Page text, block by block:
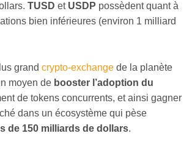
TUSD et USDP possèdent quant à
bien inférieures (environ 1 milliard
grand crypto-exchange de la planète
moyen de booster l’adoption du
de tokens concurrents, et ainsi gagner
dans un écosystème qui pèse
de 150 milliards de dollars.